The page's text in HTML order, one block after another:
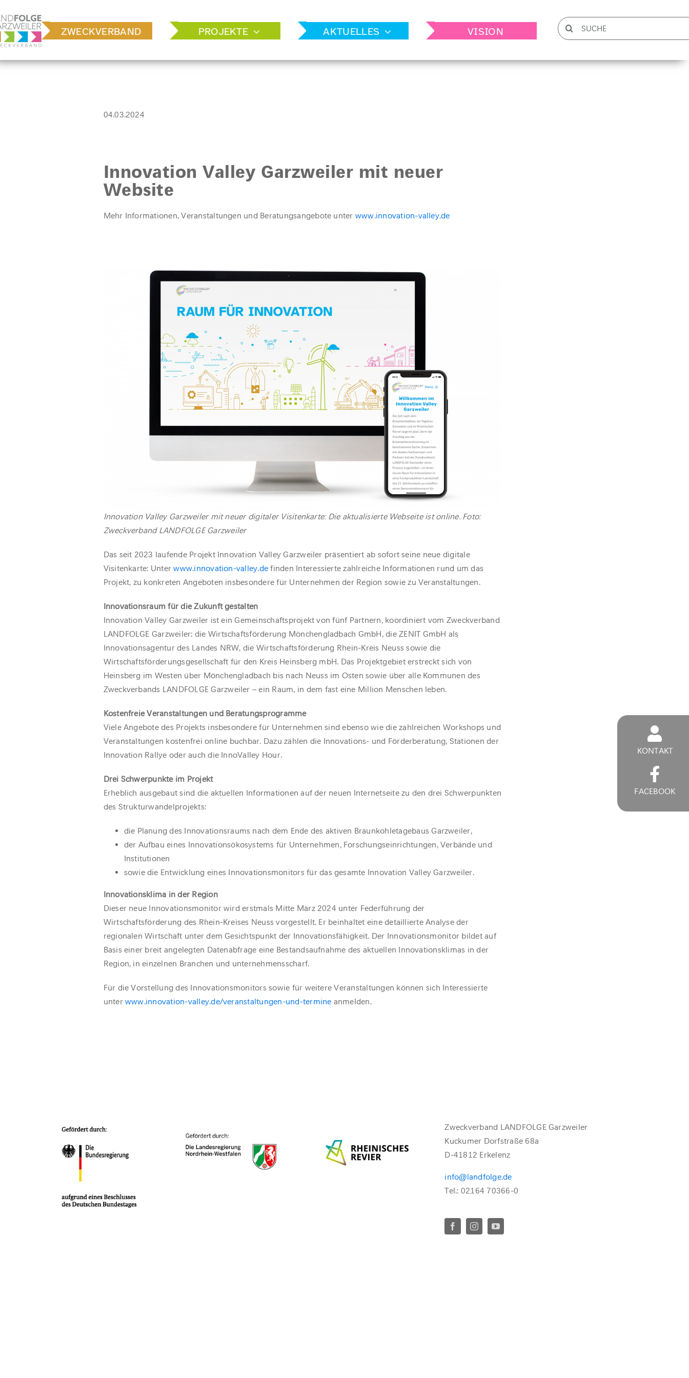
Inhalt
springen
ZWECKVERBAND PROJEKTE AKTUELLES VISION
Suche
nach:
KONTAKT
FACEBOOK
04.03.2024
Innovation Valley Garzweiler mit neuer
Website
Mehr Informationen, Veranstaltungen und Beratungsangebote unter www.innovation-valley.de
Innovation Valley Garzweiler mit neuer digitaler Visitenkarte: Die aktualisierte Webseite ist online. Foto:
Zweckverband LANDFOLGE Garzweiler
Das seit 2023 laufende Projekt Innovation Valley Garzweiler präsentiert ab sofort seine neue digitale
Visitenkarte: Unterwww.innovation-valley.de finden Interessierte zahlreiche Informationen rund um das
Projekt, zu konkreten Angeboten insbesondere für Unternehmen der Region sowie zu Veranstaltungen.
Innovationsraum für die Zukunft gestalten
Innovation Valley Garzweiler ist ein Gemeinschaftsprojekt von fünf Partnern, koordiniert vom Zweckverband
LANDFOLGE Garzweiler: die Wirtschaftsförderung Mönchengladbach GmbH, die ZENIT GmbH als
Innovationsagentur des Landes NRW, die Wirtschaftsförderung Rhein-Kreis Neuss sowie die
Wirtschaftsförderungsgesellschaft für den Kreis Heinsberg mbH. Das Projektgebiet erstreckt sich von
Heinsberg im Westen über Mönchengladbach bis nach Neuss im Osten sowie über alle Kommunen des
Zweckverbands LANDFOLGE Garzweiler – ein Raum, in dem fast eine Million Menschen leben.
Kostenfreie Veranstaltungen und Beratungsprogramme
Viele Angebote des Projekts insbesondere für Unternehmen sind ebenso wie die zahlreichen Workshops und
Veranstaltungen kostenfrei online buchbar. Dazu zählen die Innovations- und Förderberatung, Stationen der
Innovation Rallye oder auch die InnoValley Hour.
Drei Schwerpunkte im Projekt
Erheblich ausgebaut sind die aktuellen Informationen auf der neuen Internetseite zu den drei Schwerpunkten
des Strukturwandelprojekts:
die Planung des Innovationsraums nach dem Ende des aktiven Braunkohletagebaus Garzweiler,
der Aufbau eines Innovationsökosystems für Unternehmen, Forschungseinrichtungen, Verbände und
Institutionen
sowie die Entwicklung eines Innovationsmonitors für das gesamte Innovation Valley Garzweiler.
Innovationsklima in der Region
Dieser neue Innovationsmonitor wird erstmals Mitte März 2024 unter Federführung der
Wirtschaftsförderung des Rhein-Kreises Neuss vorgestellt. Er beinhaltet eine detaillierte Analyse der
regionalen Wirtschaft unter dem Gesichtspunkt der Innovationsfähigkeit. Der Innovationsmonitor bildet auf
Basis einer breit angelegten Datenabfrage eine Bestandsaufnahme des aktuellen Innovationsklimas in der
Region, in einzelnen Branchen und unternehmensscharf.
Für die Vorstellung des Innovationsmonitors sowie für weitere Veranstaltungen können sich Interessierte
unterwww.innovation-valley.de/veranstaltungen-und-termine anmelden.
Zweckverband LANDFOLGE Garzweiler
Kuckumer Dorfstraße 68a
D-41812 Erkelenz
info@landfolge.de
Tel.: 02164 70366-0